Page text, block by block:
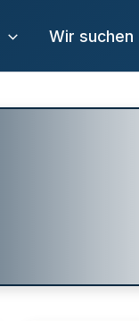
Wir suchen